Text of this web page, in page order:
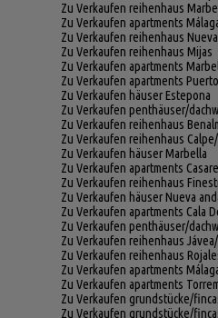
Zu Verkaufen reihenhaus
Zu Verkaufen apartments
Zu Verkaufen reihenhaus
Zu Verkaufen reihenhaus Mijas
Zu Verkaufen apartments
Zu Verkaufen apartments
Zu Verkaufen häuser Estepona
Zu Verkaufen penthäuser/
Zu Verkaufen reihenhaus
Zu Verkaufen reihenhaus
Zu Verkaufen häuser Marbella
Zu Verkaufen apartments
Zu Verkaufen reihenhaus
Zu Verkaufen häuser Nueva
Zu Verkaufen apartments Cala
Zu Verkaufen penthäuser/
Zu Verkaufen reihenhaus
Zu Verkaufen reihenhaus
Zu Verkaufen apartments
Zu Verkaufen apartments
Zu Verkaufen grundstücke/
Zu Verkaufen grundstücke/